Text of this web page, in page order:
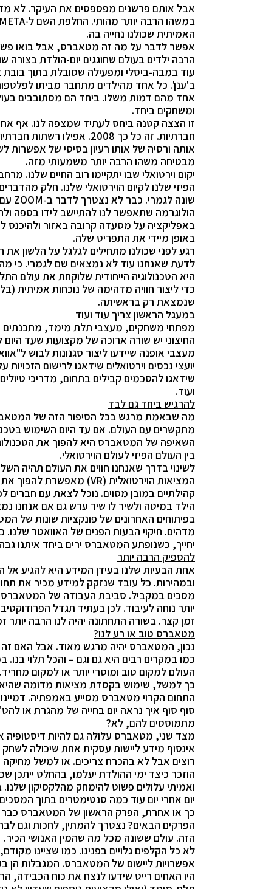
אבל אותם פרשנים מפספסים את העיקר. לא
במשהו הרבה יותר מהותי. החלפת השם ל-META
האמיתית שכולנו נחייה בה.
אפשר לדבר על מה זה מטאברס, אבל בואו
הרבה ילדים בעולם שחוגגים יום-הולדת בצורה
עוד במבה-ביסלי ומפעילה שסובלת בתוך בובת
ב'ענן'. כל אחד מהילדים מתחבר מביתו
אחד מהם דמות משלו. ביחד הם מסתובבים
ומשחקים ביחד.
זו הצצה קטנה ביחס לעתיד שמצפה לנו. אף
חברתיות. זה כל כך 2008. אפילו רשתות חברתיות חדשות יחסית כמו טיקטוק הן בסך הכול
אותה ורסיה של אותו רעיון בסיסי של
מבטיחה משהו הרבה יותר משמעותי מזה.
יקום וירטואלי שבו יתקיימו רוב החיים שלנו.
הפיזי שלנו לקיום הוירטואלי שלנו. חלק
שונה לגמרי. כבר לא נצטרך לדבר ב-ZOOM
הולוגרמה שתאפשר לנו להתיישב לידו בספה
באפליקציה על מסעדה קרובה באזור
באופן מיידי את התפריט שלה.
רגע לפני שכולנו מתחילים לגלגל על הלשון
לדעת שאנחנו עוד לא נמצאים שם לגמרי. כי
היא הטכנולוגיה הייחודית שלוקחת את עולם
כדי ליצור חוויה מדהימה של נוכחות אמיתית
שנמצאת רק בראשיתה.
במעגל הראשון צריך עוד ועוד
מפתחי משחקים, מעצבי תלת מימד, מתכנתים
החיצוני יש שורה ארוכה של מקצועות שעד
מעצבי אופנה שיידעו ליצור סגנונות לבוש
יועצי נכסים וירטואלים שידאגו לרישום הזכויות
שידאגו להסכמים קבילים בתחום, מדריכי טיולים
ועוד.
להרגיש ביחד גם לבד
מה שבאמת מרגש בכל הסיפור הזה של
מתקשרים עם העולם. אם עד היום השימוש
השאיפה של המטאברס היא להפוך את
בין העולם הפיזי לעולם הוירטואלי.
לשינוי בדרך שאנחנו חווים את העולם תהיה
המציאות הוירטואלית (VR) מאפשרת להפוך את
קהילתיים במובן מסוים. נוכל לצאת עם חברים
הילד במיטה ולשיר לו שיר ערש גם אם אנחנו
בפיתוחים האחרונים של פונקציות שונות של
מדהים. חיקוי הבעות הפנים של האוואטר שלנו.
יחייך, כשנופתע המטאברס ירים ביחד איתנו
להספיק הרבה יותר
אחת הבעיות שלנו בעידן המידע היא להגיע אל
ובמהירות. כל עובד שנזקק למידע מכיר את
מסכים במקביל. סביבת העבודה של המטאברס
יותר נוחה לעיבוד. לכן בעתיד תגדל
זמן קצר. בשורה התחתונה יהיה לנו הרבה יותר
מטאברס טוב או רע לנו?
נכון, המטאברס יהיה מרגש מאוד. אבל האם זה
כמו במקרים רבים היא גם וגם – והכל תלוי
העולם למקום טוב ומוסרי יותר או למקום מחריד.
כך למשל, שימוש בקסדת מציאות מדומה שהיא
התחום הקרוי מטאברס מסייע באמפתיה.
סוף סוף איך נראה יום בחייה של מהגרת או
מתמוססים להם, לא?
מצד שני, מטאברס עלולה גם להיות
אינסוף מידע ליישות עסקית אחת שיכולה
רוצים אבל לא בהכרח צריכים. או למשל
הוזכר כיצד ימי ההולדת יעלמו, בהחלט ייתכן
ואמיתי עלולים פשוט להימחק מהלקסיקון
יום אחרי יום עוד כמה סנטימטרים בתוך המסכים
כך או אחרת, הפרק הראשון של המטאברס כבר
הפרקים הבאים? נצטרך להמתין, לחכות וגם
הזה. עולם ששונה מכל מה שהמין האנושי הכיר.
לא כל הקלפים גלויים בפנינו. כמו שציינו
אפשרויות ליישום של המטאברס. המגבלות הן
היו האחים רייט שידעו לנצח את כוח הכבידה,